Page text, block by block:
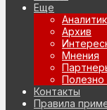
Еще
Архив
Мнения
Полезно
Контакты
Правила